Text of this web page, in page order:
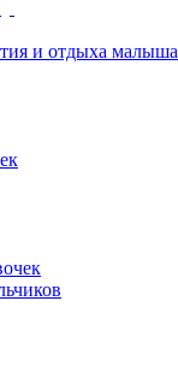
и отдыха малыша